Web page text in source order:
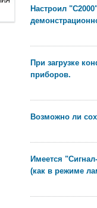
Настроил
При загрузке
приборов.
Возможно ли
Имеется
(как в режиме